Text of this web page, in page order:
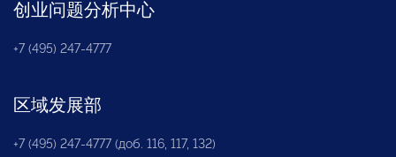
创业问题分析中心
+7 (495) 247-4777
区域发展部
+7 (495) 247-4777 (доб. 116, 117, 132)